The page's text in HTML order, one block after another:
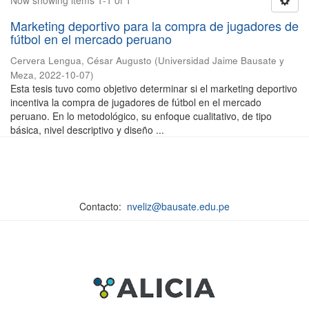
Marketing deportivo para la compra de jugadores de
fútbol en el mercado peruano
Cervera Lengua, César Augusto (Universidad Jaime Bausate y
Meza, 2022-10-07)
Esta tesis tuvo como objetivo determinar si el marketing deportivo
incentiva la compra de jugadores de fútbol en el mercado
peruano. En lo metodológico, su enfoque cualitativo, de tipo
básica, nivel descriptivo y diseño ...
Contacto: nveliz@bausate.edu.pe